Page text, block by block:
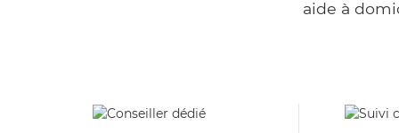
aide à